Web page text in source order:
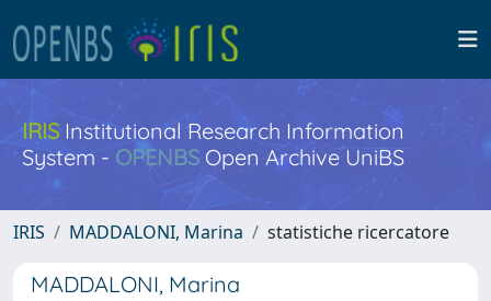
IRISInstitutional Research Information
System - OPENBS Open Archive UniBS
IRIS MADDALONI, Marina statistiche ricercatore
MADDALONI, Marina